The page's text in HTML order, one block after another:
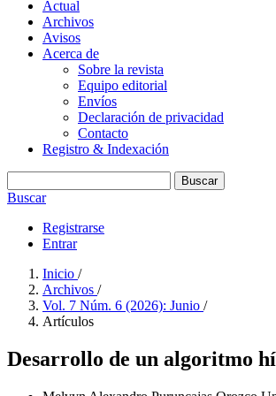
Actual
Archivos
Avisos
Acerca de
Sobre la revista
Equipo editorial
Envíos
Declaración de privacidad
Contacto
Registro & Indexación
Buscar
Buscar
Registrarse
Entrar
Inicio /
Archivos /
Vol. 7 Núm. 6 (2026): Junio /
Artículos
Desarrollo de un algoritmo